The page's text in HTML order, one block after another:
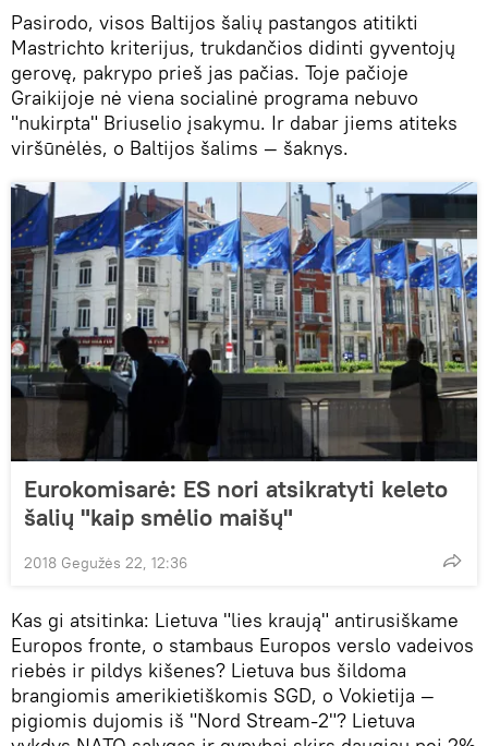
Pasirodo, visos Baltijos šalių pastangos atitikti
Mastrichto kriterijus, trukdančios didinti gyventojų
gerovę, pakrypo prieš jas pačias. Toje pačioje
Graikijoje nė viena socialinė programa nebuvo
"nukirpta" Briuselio įsakymu. Ir dabar jiems atiteks
viršūnėlės, o Baltijos šalims — šaknys.
Eurokomisarė: ES nori atsikratyti keleto
šalių "kaip smėlio maišų"
2018 Gegužės 22, 12:36
Kas gi atsitinka: Lietuva "lies kraują" antirusiškame
Europos fronte, o stambaus Europos verslo vadeivos
riebės ir pildys kišenes? Lietuva bus šildoma
brangiomis amerikietiškomis SGD, o Vokietija —
pigiomis dujomis iš "Nord Stream-2"? Lietuva